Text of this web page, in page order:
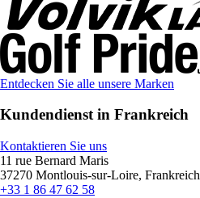
Entdecken Sie alle unsere Marken
Kundendienst in Frankreich
Kontaktieren Sie uns
11 rue Bernard Maris
37270 Montlouis-sur-Loire, Frankreich
+33 1 86 47 62 58